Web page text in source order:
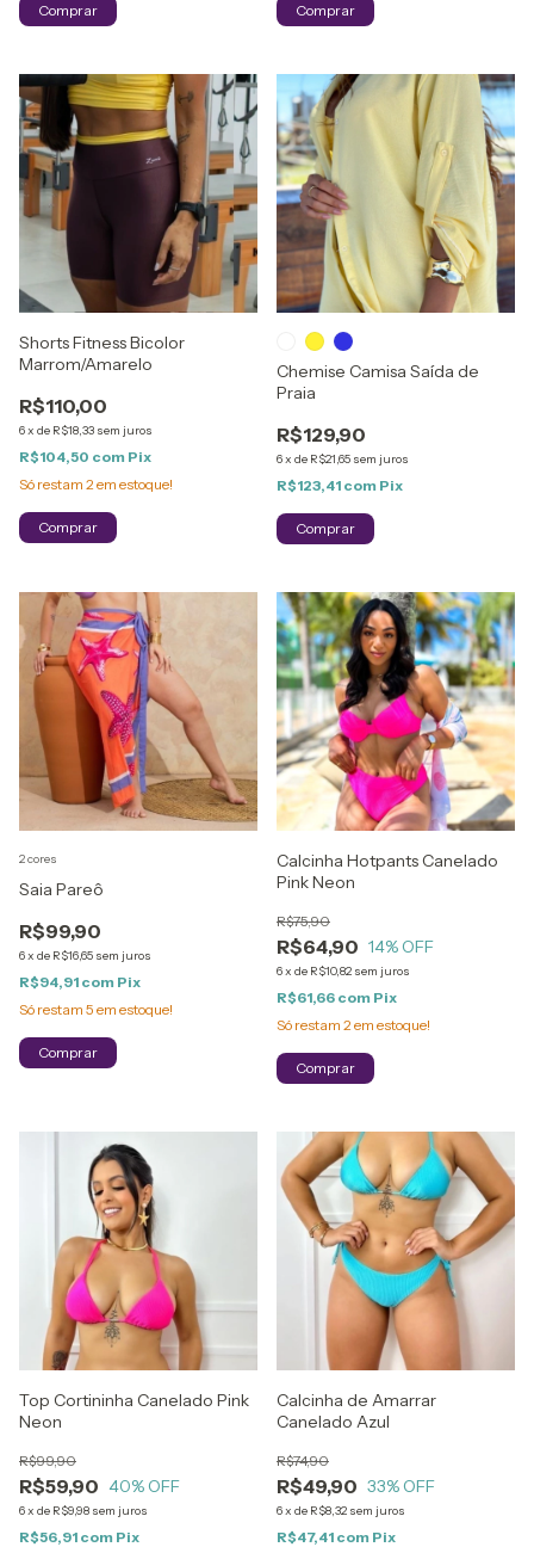
Comprar Comprar
Shorts Fitness Bicolor
Marrom/Amarelo
R$110,00
6x de R$18,33 sem juros
R$104,50 com Pix
Só restam 2em estoque!
Comprar
Chemise Camisa Saída de
Praia
R$129,90
6x de R$21,65 sem juros
R$123,41 com Pix
Comprar
Saia Pareô
R$99,90
6x de R$16,65 sem juros
R$94,91 com Pix
Só restam 5 em estoque!
2 cores
Comprar
Calcinha Hotpants Canelado
Pink Neon
R$64,90
R$75,90
14% OFF
6x de R$10,82 sem juros
R$61,66 com Pix
Só restam 2em estoque!
Comprar
Top Cortininha Canelado Pink
Neon
R$59,90
R$99,90
40% OFF
6x de R$9,98 sem juros
R$56,91 com Pix
Calcinha de Amarrar
Canelado Azul
R$49,90
R$74,90
33% OFF
6x de R$8,32 sem juros
R$47,41 com Pix